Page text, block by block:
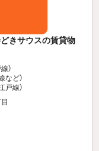
きサウスの賃貸物
）
など）
戸線）